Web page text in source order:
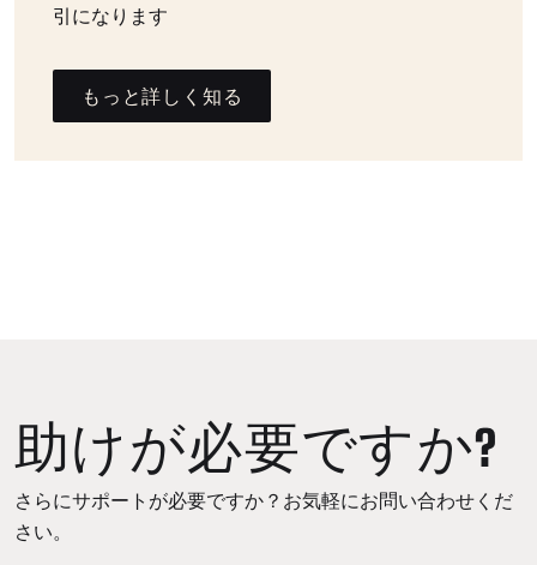
引になります
もっと詳しく知る
助けが必要ですか?
さらにサポートが必要ですか？お気軽にお問い合わせくだ
さい。